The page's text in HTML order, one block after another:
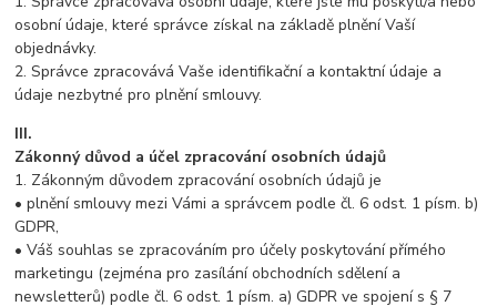
osobní údaje, které správce získal na základě plnění Vaší
objednávky.
2. Správce zpracovává Vaše identifikační a kontaktní údaje a
údaje nezbytné pro plnění smlouvy.
III.
Zákonný důvod a účel zpracování osobních údajů
1. Zákonným důvodem zpracování osobních údajů je
• plnění smlouvy mezi Vámi a správcem podle čl. 6 odst. 1 písm. b)
GDPR,
• Váš souhlas se zpracováním pro účely poskytování přímého
marketingu (zejména pro zasílání obchodních sdělení a
newsletterů) podle čl. 6 odst. 1 písm. a) GDPR ve spojení s § 7